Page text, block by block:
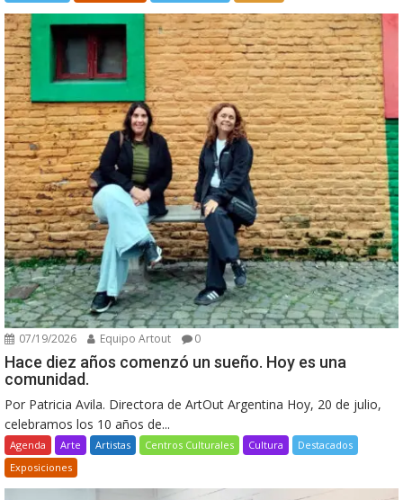
07/19/2026 Equipo Artout 0
Hace diez años comenzó un sueño. Hoy es una
comunidad.
Por Patricia Avila. Directora de ArtOut Argentina Hoy, 20 de julio,
celebramos los 10 años de...
Agenda Arte Artistas Centros Culturales Cultura
Destacados
Exposiciones